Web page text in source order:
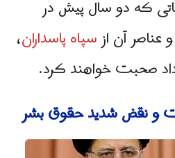
که دو سال پیش در
عناصر آن ازسپاه پاسداران،
صحبت خواهند کرد.
و نقض شدید حقوق بشر